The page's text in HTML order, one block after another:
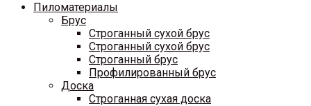
Пиломатериалы
Брус
Строганный сухой брус
Строганный сухой брус
Строганный брус
Профилированный брус
Доска
Строганная сухая доска